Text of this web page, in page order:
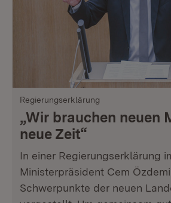
Regierungserklärung
„Wir brauchen neuen
neue Zeit“
In einer Regierungserklärung
Ministerpräsident Cem
Schwerpunkte der neuen